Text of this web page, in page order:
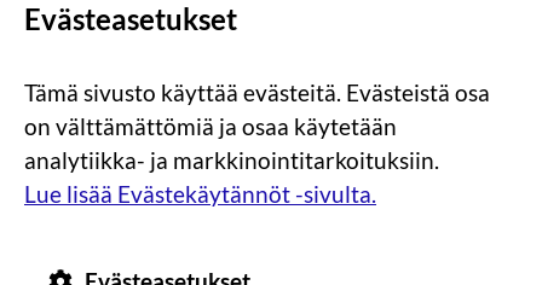
Sosiaalinen
media:
instagram
Sosiaalinen
media:
facebook
Sosiaalinen
media:
youtube
Sosiaalinen
media:
snapchat
Evästeasetukset
Tämä sivusto käyttää evästeitä. Evästeistä osa
on välttämättömiä ja osaa käytetään
analytiikka- ja markkinointitarkoituksiin.
Lue lisää Evästekäytännöt -sivulta.